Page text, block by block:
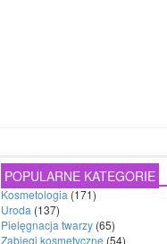
POPULARNE KATEGORIE
Kosmetologia (171)
Uroda (137)
Pielęgnacja twarzy (65)
Zabiegi kosmetyczne (54)